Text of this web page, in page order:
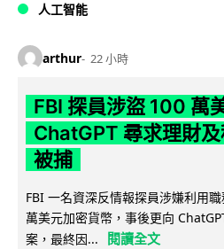
人工智能
arthur 22 小時
FBI 探員涉盜 100
ChatGPT 尋求理財
被捕
FBI 一名資深反情報探員涉嫌利用
萬美元加密貨幣，事後更向
案，最終因...
閱讀全文